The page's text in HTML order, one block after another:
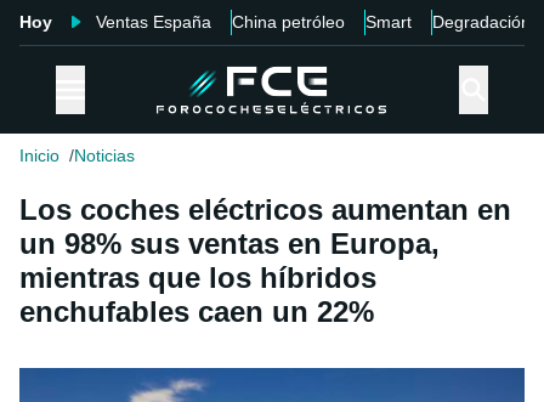
Hoy Ventas España China petróleo Smart Degradación
Inicio Noticias
Los coches eléctricos aumentan en
un 98% sus ventas en Europa,
mientras que los híbridos
enchufables caen un 22%